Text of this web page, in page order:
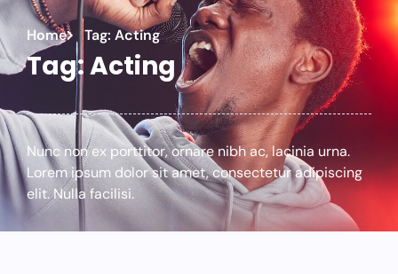
Home Tag: Acting
Tag: Acting
Nunc non ex porttitor, ornare nibh ac, lacinia urna.
Lorem ipsum dolor sit amet, consectetur adipiscing
elit. Nulla facilisi.